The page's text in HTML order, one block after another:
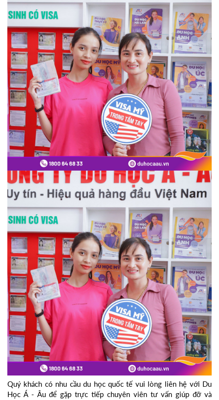
Quý khách có nhu cầu du học quốc tế vui lòng liên hệ với Du
Học Á - Âu để gặp trực tiếp chuyên viên tư vấn giúp đỡ và